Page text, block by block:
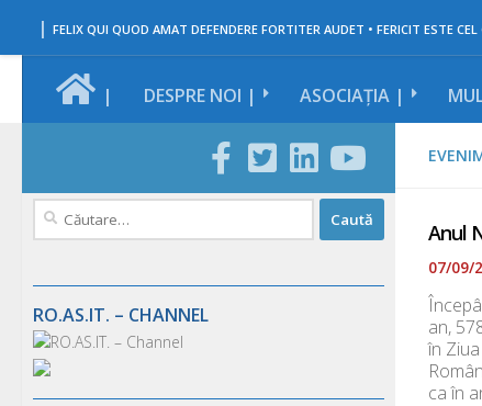
Skip to content
| FELIX QUI QUOD AMAT DEFENDERE FORTITER AUDET • FERICIT ESTE
| DESPRE NOI | ASOCIAȚIA |
Anul
07/09/
an,
în
ca în
Caută
după:
RO.AS.IT. – CHANNEL